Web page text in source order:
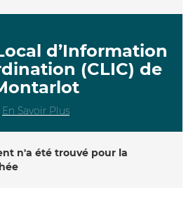
d’Information
(CLIC) de
En Savoir Plus
n'a été trouvé pour la